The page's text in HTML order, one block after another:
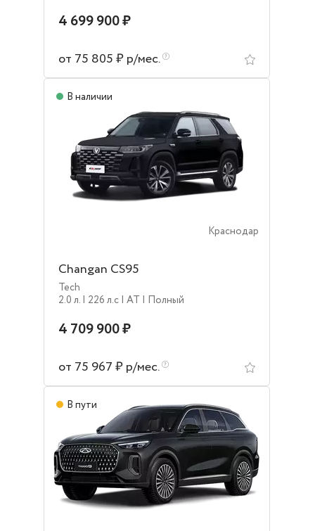
4 699 900 ₽
от 75 805 ₽ р/мес.
В наличии
Краснодар
Changan CS95
Tech
2.0 л. | 226 л.c | AT | Полный
4 709 900 ₽
от 75 967 ₽ р/мес.
В пути